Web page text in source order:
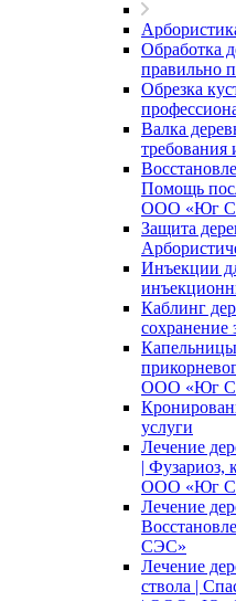
Обработка
правильно
Обрезка
Валка
требования
Помощь
ООО «Юг
Защита
Инъекции
Каблинг
сохранение
ООО «Юг
услуги
Лечение
| Фузариоз,
ООО «Юг
Лечение
СЭС»
Лечение
ствола |